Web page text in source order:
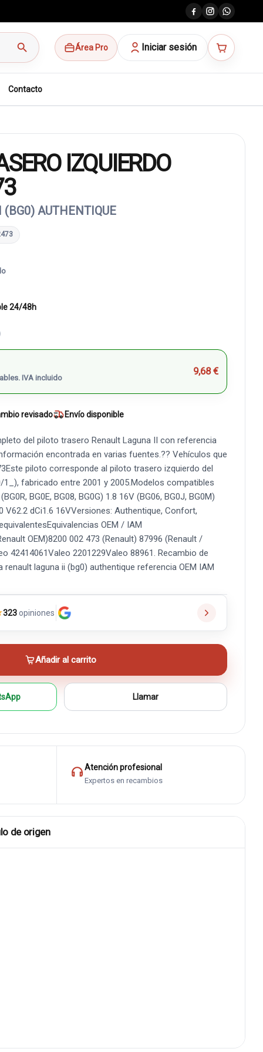
search Área Pro Iniciar sesión
Contacto
IZQUIERDO
(BG0) AUTHENTIQUE
24/48h
IVA incluido
9,68 €
revisado Envío disponible
del piloto trasero Renault Laguna II con referencia
encontrada en varias fuentes.?? Vehículos que
piloto corresponde al piloto trasero izquierdo del
1_), fabricado entre 2001 y 2005.Modelos compatibles
BG0E, BG08, BG0G) 1.8 16V (BG06, BG0J, BG0M)
V62.2 dCi1.6 16VVersiones: Authentique, Confort,
OEM / IAM
OEM)8200 002 473 (Renault) 87996 (Renault /
42414061Valeo 2201229Valeo 88961. Recambio de
laguna ii (bg0) authentique referencia OEM IAM
323opiniones
Añadir al carrito
Llamar
Atención profesional
Expertos en recambios
de origen